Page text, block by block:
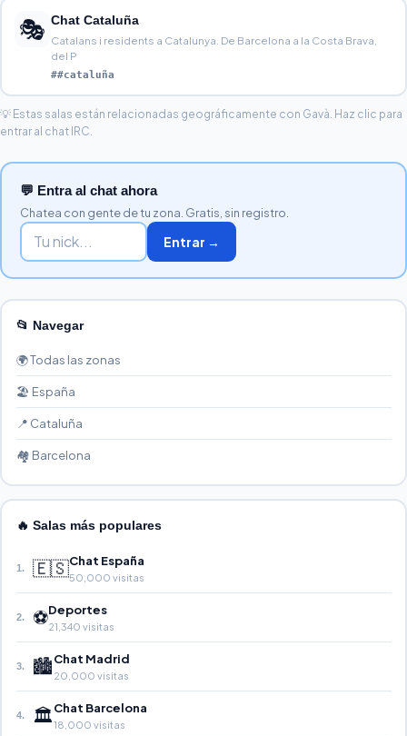
🎭 Chat Cataluña
Catalans i residents a Catalunya. De Barcelona a la Costa Brava,
del P
##cataluña
💡 Estas salas están relacionadas geográficamente con Gavà. Haz clic para
entrar al chat IRC.
💬 Entra al chat ahora
Chatea con gente de tu zona. Gratis, sin registro.
Entrar →
📂 Navegar
🌍 Todas las zonas
🏖️ España
📍 Cataluña
🏘️ Barcelona
🔥 Salas más populares
1. 🇪🇸Chat España
50,000 visitas
2. ⚽Deportes
21,340 visitas
3. 🏙️Chat Madrid
20,000 visitas
4. 🏛️Chat Barcelona
18,000 visitas